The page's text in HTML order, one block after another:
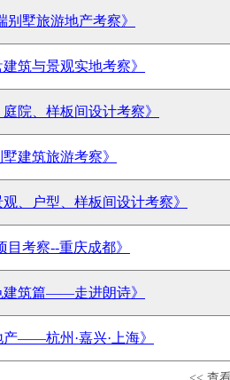
别墅旅游地产考察》
筑与景观实地考察》
院、样板间设计考察》
建筑旅游考察》
、户型、样板间设计考察》
目考察--重庆成都》
建筑篇——走进朗诗》
产——杭州·嘉兴·上海》